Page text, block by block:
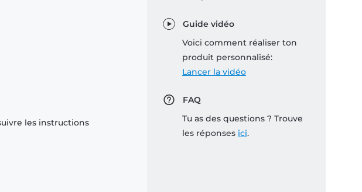
les instructions
Guide vidéo
Voici comment réaliser ton
produit personnalisé:
Lancer la vidéo
FAQ
Tu as des questions ? Trouve
les réponses ici.